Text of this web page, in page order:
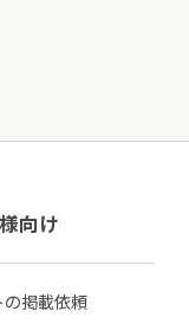
向け
の掲載依頼